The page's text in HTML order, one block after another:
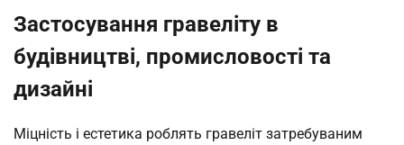
Застосування гравеліту в
будівництві, промисловості та
дизайні
Міцність і естетика роблять гравеліт затребуваним